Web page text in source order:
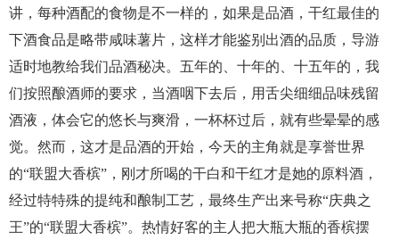
讲，每种酒配的食物是不一样的，如果是品酒，干红最佳的
下酒食品是略带咸味薯片，这样才能鉴别出酒的品质，导游
适时地教给我们品酒秘决。五年的、十年的、十五年的，我
们按照酿酒师的要求，当酒咽下去后，用舌尖细细品味残留
酒液，体会它的悠长与爽滑，一杯杯过后，就有些晕晕的感
觉。然而，这才是品酒的开始，今天的主角就是享誉世界
的“联盟大香槟”，刚才所喝的干白和干红才是她的原料酒，
经过特特殊的提纯和酿制工艺，最终生产出来号称“庆典之
王”的“联盟大香槟”。热情好客的主人把大瓶大瓶的香槟摆